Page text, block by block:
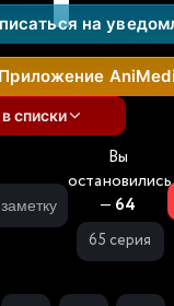
на
Приложение
списки
Вы
остановились
— 64
65 серия